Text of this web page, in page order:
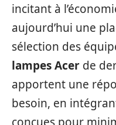
incitant à
aujourd’hui une
sélection des
lampes Acer de
apportent une
besoin, en